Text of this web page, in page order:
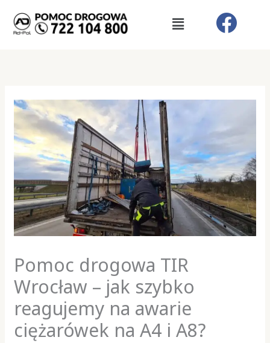
content
Menu
Pomoc drogowa TIR
Wrocław – jak szybko
reagujemy na awarie
ciężarówek na A4 i A8?